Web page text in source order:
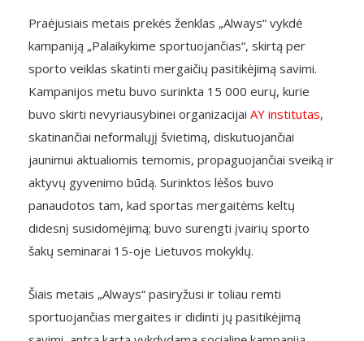
Praėjusiais metais prekės ženklas „Always“ vykdė
kampaniją „Palaikykime sportuojančias“, skirtą per
sporto veiklas skatinti mergaičių pasitikėjimą savimi.
Kampanijos metu buvo surinkta 15 000 eurų, kurie
buvo skirti nevyriausybinei organizacijai AY institutas,
skatinančiai neformalųjį švietimą, diskutuojančiai
jaunimui aktualiomis temomis, propaguojančiai sveiką ir
aktyvų gyvenimo būdą. Surinktos lėšos buvo
panaudotos tam, kad sportas mergaitėms keltų
didesnį susidomėjimą; buvo surengti įvairių sporto
šakų seminarai 15-oje Lietuvos mokyklų.
Šiais metais „Always“ pasiryžusi ir toliau remti
sportuojančias mergaites ir didinti jų pasitikėjimą